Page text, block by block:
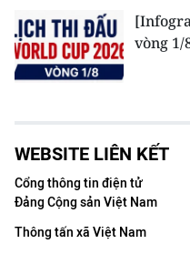
vòng 1/
WEBSITE LIÊN KẾT
Cổng thông tin điện tử
Đảng Cộng sản Việt Nam
Thông tấn xã Việt Nam